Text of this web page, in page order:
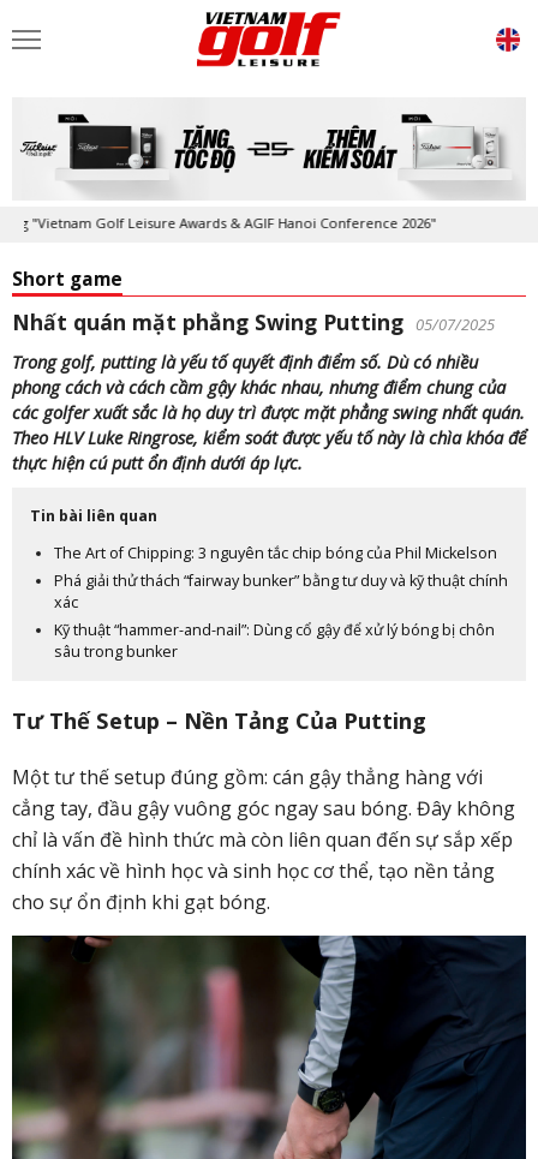
Golf Leisure Awards & AGIF Hanoi Conference 2026"
Short game
Nhất quán mặt phẳng Swing Putting 05/07/2025
Trong golf, putting là yếu tố quyết định điểm số. Dù có nhiều
phong cách và cách cầm gậy khác nhau, nhưng điểm chung của
các golfer xuất sắc là họ duy trì được mặt phẳng swing nhất quán.
Theo HLV Luke Ringrose, kiểm soát được yếu tố này là chìa khóa để
thực hiện cú putt ổn định dưới áp lực.
Tin bài liên quan
The Art of Chipping: 3 nguyên tắc chip bóng của Phil Mickelson
Phá giải thử thách “fairway bunker” bằng tư duy và kỹ thuật chính
xác
Kỹ thuật “hammer-and-nail”: Dùng cổ gậy để xử lý bóng bị chôn
sâu trong bunker
Tư Thế Setup – Nền Tảng Của Putting
Một tư thế setup đúng gồm: cán gậy thẳng hàng với
cẳng tay, đầu gậy vuông góc ngay sau bóng. Đây không
chỉ là vấn đề hình thức mà còn liên quan đến sự sắp xếp
chính xác về hình học và sinh học cơ thể, tạo nền tảng
cho sự ổn định khi gạt bóng.